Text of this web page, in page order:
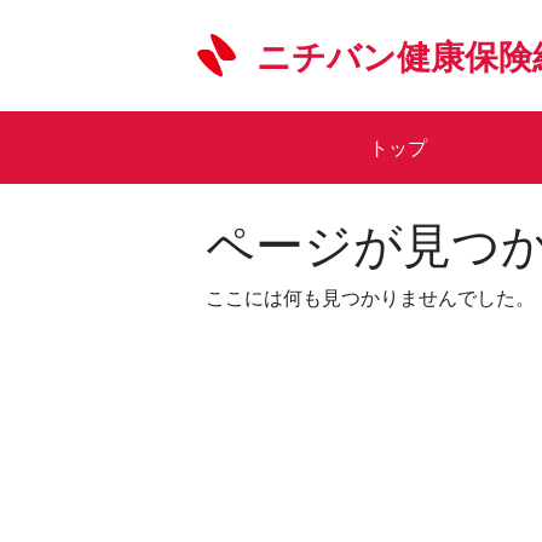
ニチバン健康保
トップ
ページが見つ
ここには何も見つかりませんでした。